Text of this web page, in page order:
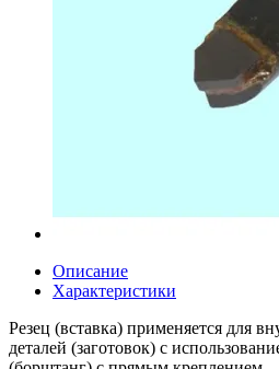
Описание
Характеристики
Резец (вставка) применяется для
деталей (заготовок) с